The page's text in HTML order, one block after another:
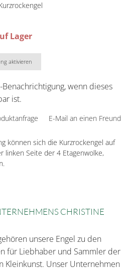
Lager
aktivieren
wenn dieses
ist.
E-Mail an einen Freund
können sich die Kurzrockengel auf
linken Seite der 4 Etagenwolke,
CHRISTINE
unsere Engel zu den
für Liebhaber und Sammler der
Kleinkunst. Unser Unternehmen